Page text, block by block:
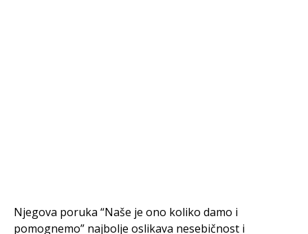
Njegova poruka “Naše je ono koliko damo i
pomognemo” najbolje oslikava nesebičnost i